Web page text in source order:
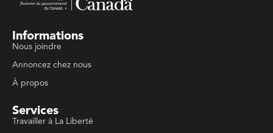
Informations
Nous joindre
Annoncez chez nous
À propos
Services
Travailler à La Liberté